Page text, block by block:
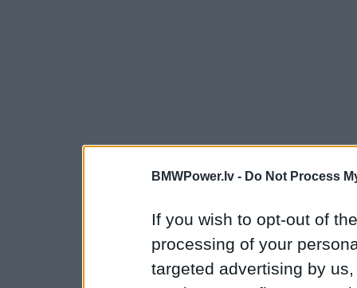
BMWPower.lv - Do Not Process
If you wish to opt-out of
processing of your
targeted advertising by